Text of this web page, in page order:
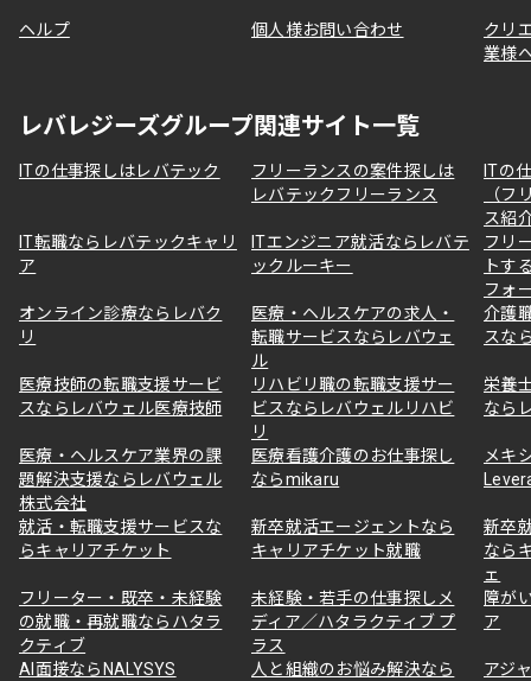
ヘルプ 個人様お問い合わせ
クリ
業様
レバレジーズグループ関連サイト一覧
ITの仕事探しはレバテック
フリーランスの案件探しは
レバテックフリーランス
ITの
（フ
ス紹
IT転職ならレバテックキャリ
ア
ITエンジニア就活ならレバテ
ックルーキー
フリ
トす
フォ
オンライン診療ならレバク
リ
医療・ヘルスケアの求人・
転職サービスならレバウェ
ル
介護
スな
医療技師の転職支援サービ
スならレバウェル医療技師
リハビリ職の転職支援サー
ビスならレバウェルリハビ
リ
栄養
なら
医療・ヘルスケア業界の課
題解決支援ならレバウェル
株式会社
医療看護介護のお仕事探し
ならmikaru
メキ
就活・転職支援サービスな
らキャリアチケット
新卒就活エージェントなら
キャリアチケット就職
新卒
なら
ェ
フリーター・既卒・未経験
の就職・再就職ならハタラ
クティブ
未経験・若手の仕事探しメ
ディア／ハタラクティブ プ
ラス
障が
ア
AI面接ならNALYSYS
人と組織のお悩み解決なら
アジ